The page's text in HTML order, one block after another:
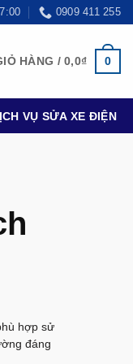
0909 411 255
HÀNG /0,0₫ 0
VỤ SỬA XE ĐIỆN
hợp sử
đáng